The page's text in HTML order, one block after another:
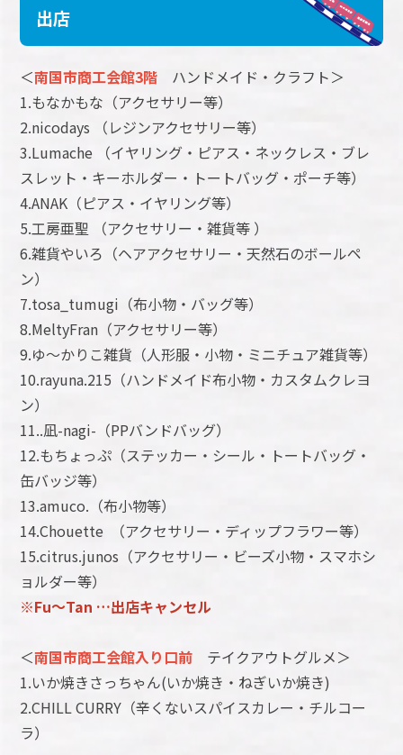
出店
＜南国市商工会館3階 ハンドメイド・クラフト＞
1.もなかもな（アクセサリー等）
2.nicodays （レジンアクセサリー等）
3.Lumache （イヤリング・ピアス・ネックレス・ブレ
スレット・キーホルダー・トートバッグ・ポーチ等）
4.ANAK（ピアス・イヤリング等）
5.工房亜聖 （アクセサリー・雑貨等 ）
6.雑貨やいろ（ヘアアクセサリー・天然石のボールペ
ン）
7.tosa_tumugi（布小物・バッグ等）
8.MeltyFran（アクセサリー等）
​9.ゆ〜かりこ雑貨（人形服・小物・ミニチュア雑貨等）
10.rayuna.215（ハンドメイド布小物・カスタムクレヨ
ン）
11..凪-nagi-（PPバンドバッグ⁡）
12.もちょっぷ（ステッカー・シール・トートバッグ・
缶バッジ等）
13.amuco.（布小物等）
14.Chouette （アクセサリー・ディップフラワー等）
15.citrus.junos（アクセサリー・ビーズ小物・スマホシ
ョルダー等）
※Fu～Tan …出店キャンセル
＜南国市商工会館入り口前 テイクアウトグルメ＞
1.いか焼きさっちゃん(いか焼き・ねぎいか焼き)
2.CHILL CURRY（辛くないスパイスカレー・チルコー
ラ）